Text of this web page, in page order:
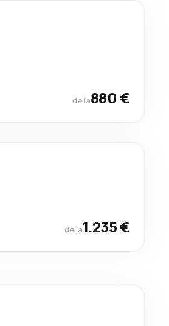
de la880 €
de la1.235 €